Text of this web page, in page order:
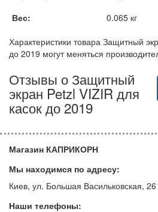
Вес:
0.065 кг
Характеристики товара Защитный
до 2019 могут меняться
Отзывы о Защитный
экран Petzl VIZIR для
касок до 2019
Магазин КАПРИКОРН
Мы находимся по адресу:
Киев, ул. Большая Васильковская, 26
Наши телефоны: